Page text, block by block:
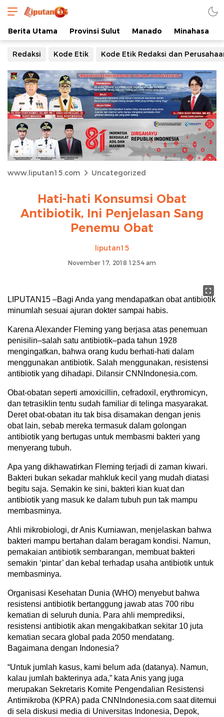
Berita Utama Provinsi Sulut Manado Minahasa
Redaksi Kode Etik Kode Etik Redaksi dan
www.liputan15.com Uncategorized
Hati-hati Konsumsi Obat
Antibiotik, Ini Penjelasan Sang
Penemu Obat
liputan15
November 17, 2018 12:54 am
LIPUTAN15 –Bagi Anda yang mendapatkan obat antibiotik
minumlah sesuai ajuran dokter sampai habis.
Karena Alexander Fleming yang berjasa atas penemuan
penisilin–salah satu antibiotik–pada tahun 1928
mengingatkan, bahwa orang kudu berhati-hati dalam
menggunakan antibiotik. Salah menggunakan, resistensi
antibiotik yang dihadapi. Dilansir CNNIndonesia.com.
Obat-obatan seperti amoxicillin, cefradoxil, erythromicyn,
dan tetrasiklin tentu sudah familiar di telinga masyarakat.
Deret obat-obatan itu tak bisa disamakan dengan jenis
obat lain, sebab mereka termasuk dalam golongan
antibiotik yang bertugas untuk membasmi bakteri yang
menyerang tubuh.
Apa yang dikhawatirkan Fleming terjadi di zaman kiwari.
Bakteri bukan sekadar mahkluk kecil yang mudah diatasi
begitu saja. Semakin ke sini, bakteri kian kuat dan
antibiotik yang masuk ke dalam tubuh pun tak mampu
membasminya.
Ahli mikrobiologi, dr Anis Kurniawan, menjelaskan bahwa
bakteri mampu bertahan dalam beragam kondisi. Namun,
pemakaian antibiotik sembarangan, membuat bakteri
semakin ‘pintar’ dan kebal terhadap usaha antibiotik untuk
membasminya.
Organisasi Kesehatan Dunia (WHO) menyebut bahwa
resistensi antibiotik bertanggung jawab atas 700 ribu
kematian di seluruh dunia. Para ahli memprediksi,
resistensi antibiotik akan mengakibatkan sekitar 10 juta
kematian secara global pada 2050 mendatang.
Bagaimana dengan Indonesia?
“Untuk jumlah kasus, kami belum ada (datanya). Namun,
kalau jumlah bakterinya ada,” kata Anis yang juga
merupakan Sekretaris Komite Pengendalian Resistensi
Antimikroba (KPRA) pada CNNIndonesia.com saat ditemui
di sela diskusi media di Universitas Indonesia, Depok,